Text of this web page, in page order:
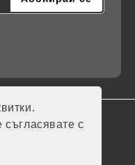
съгласявате с
съобразен с GDPR.